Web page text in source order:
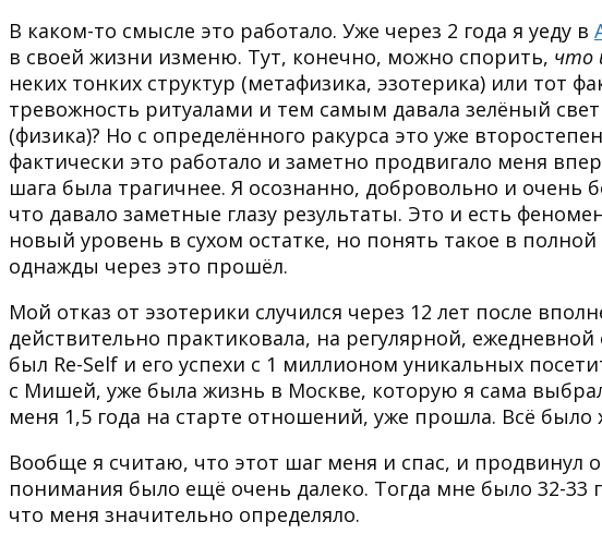
В каком-то смысле это работало. Уже через 2 года я уеду в
в своей жизни изменю. Тут, конечно, можно спорить, что
неких тонких структур (метафизика, эзотерика) или тот
тревожность ритуалами и тем самым давала зелёный
(физика)? Но с определённого ракурса это уже
фактически это работало и заметно продвигало меня
шага была трагичнее. Я осознанно, добровольно и очень
что давало заметные глазу результаты. Это и есть
новый уровень в сухом остатке, но понять такое в
однажды через это прошёл.
Мой отказ от эзотерики случился через 12 лет после
действительно практиковала, на регулярной,
был Re-Self и его успехи с 1 миллионом уникальных
с Мишей, уже была жизнь в Москве, которую я сама
меня 1,5 года на старте отношений, уже прошла. Всё
Вообще я считаю, что этот шаг меня и спас, и продвинул
понимания было ещё очень далеко. Тогда мне было 32-33
что меня значительно определяло.